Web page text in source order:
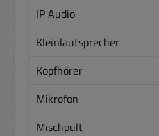
IP Audio
Kleinlautsprecher
Kopfhörer
Mikrofon
Mischpult